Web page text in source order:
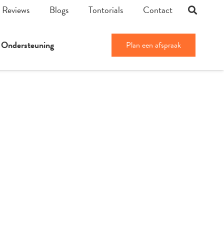
Reviews Blogs Tontorials Contact
Ondersteuning Plan een afspraak